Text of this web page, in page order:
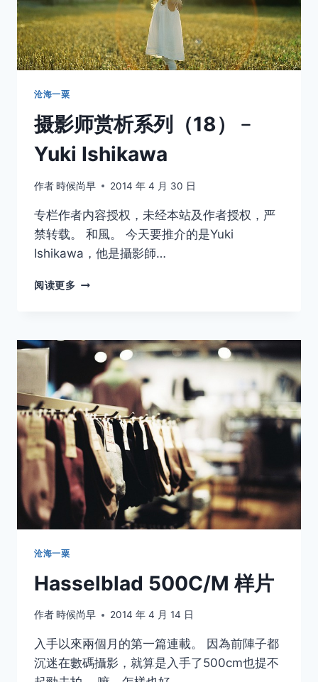
沧海一粟
摄影师赏析系列（18）﹣
Yuki Ishikawa
作者時候尚早 2014 年 4 月 30 日
专栏作者内容授权，未经本站及作者授权，严
禁转载。 和風。 今天要推介的是Yuki
Ishikawa，他是攝影師…
阅读更多
析
系
（18）
﹣
YUKI
ISHIKAWA
沧海一粟
Hasselblad 500C/M 样片
作者時候尚早 2014 年 4 月 14 日
入手以來兩個月的第一篇連載。 因為前陣子都
沉迷在數碼攝影，就算是入手了500cm也提不